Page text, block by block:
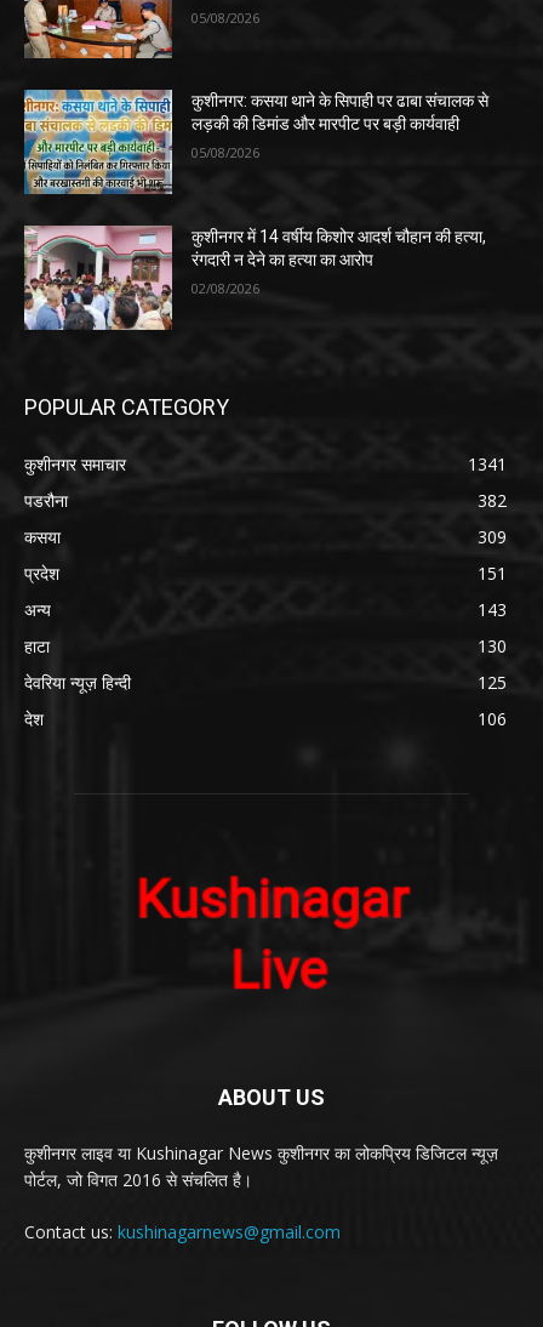
05/08/2026
कुशीनगर: कसया थाने के सिपाही पर ढाबा संचालक से
लड़की की डिमांड और मारपीट पर बड़ी कार्यवाही
05/08/2026
कुशीनगर में 14 वर्षीय किशोर आदर्श चौहान की हत्या,
रंगदारी न देने का हत्या का आरोप
02/08/2026
POPULAR CATEGORY
कुशीनगर समाचार
1341
पडरौना
382
कसया
309
प्रदेश
151
अन्य
143
हाटा
130
देवरिया न्यूज़ हिन्दी
125
देश
106
ABOUT US
कुशीनगर लाइव या Kushinagar News कुशीनगर का लोकप्रिय डिजिटल न्यूज़
पोर्टल, जो विगत 2016 से संचलित है।
Contact us: kushinagarnews@gmail.com